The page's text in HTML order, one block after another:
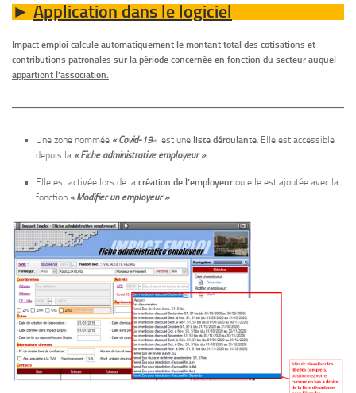
► Application dans le logiciel
Impact emploi calcule automatiquement le montant total des cotisations et
contributions patronales sur la période concernée en fonction du secteur auquel
appartient l’association.
Une zone nommée « Covid-19« est une liste déroulante. Elle est accessible
depuis la « Fiche administrative employeur ».
Elle est activée lors de la création de l’employeur ou elle est ajoutée avec la
fonction « Modifier un employeur »: